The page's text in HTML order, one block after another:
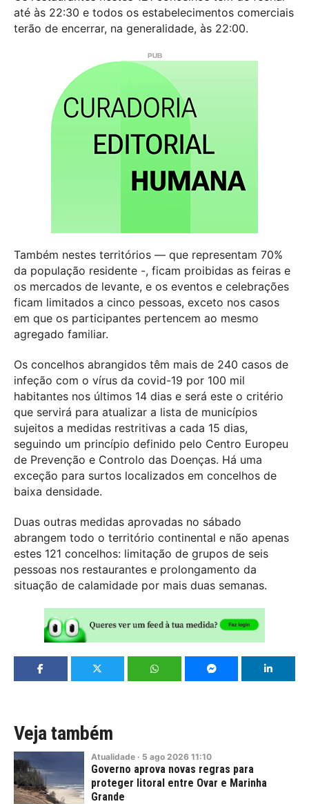
até às 22:30 e todos os estabelecimentos comerciais
terão de encerrar, na generalidade, às 22:00.
Também nestes territórios — que representam 70%
da população residente -, ficam proibidas as feiras e
os mercados de levante, e os eventos e celebrações
ficam limitados a cinco pessoas, exceto nos casos
em que os participantes pertencem ao mesmo
agregado familiar.
Os concelhos abrangidos têm mais de 240 casos de
infeção com o vírus da covid-19 por 100 mil
habitantes nos últimos 14 dias e será este o critério
que servirá para atualizar a lista de municípios
sujeitos a medidas restritivas a cada 15 dias,
seguindo um princípio definido pelo Centro Europeu
de Prevenção e Controlo das Doenças. Há uma
exceção para surtos localizados em concelhos de
baixa densidade.
Duas outras medidas aprovadas no sábado
abrangem todo o território continental e não apenas
estes 121 concelhos: limitação de grupos de seis
pessoas nos restaurantes e prolongamento da
situação de calamidade por mais duas semanas.
Veja também
Atualidade · 5 ago 2026 11:10
Governo aprova novas regras para
proteger litoral entre Ovar e Marinha
Grande